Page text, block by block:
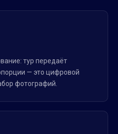
тур передаёт
— это цифровой
фотографий.